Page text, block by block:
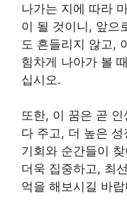
나가는 지에 따라
이 될 것이니, 앞으
도 흔들리지 않고,
힘차게 나아가 볼
십시오.
또한, 이 꿈은 곧
다 주고, 더 높은
기회와 순간들이
더욱 집중하고, 최
억을 해보시길 바